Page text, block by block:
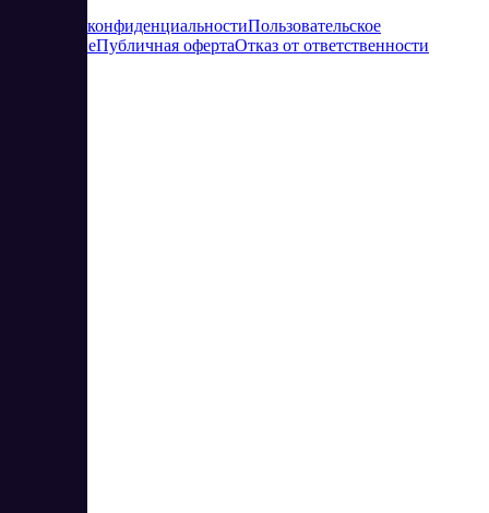
Политика конфиденциальностиПользовательское
соглашениеПубличная офертаОтказ от ответственности